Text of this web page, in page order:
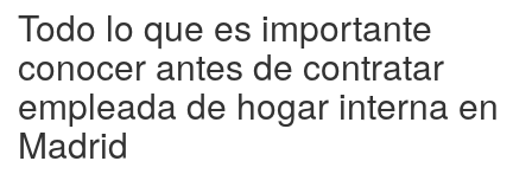
Todo lo que es importante
conocer antes de contratar
empleada de hogar interna en
Madrid